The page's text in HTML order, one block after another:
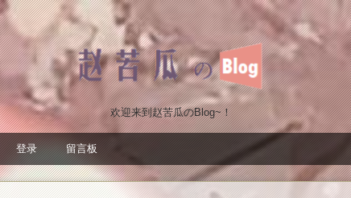
欢迎来到赵苦瓜のBlog~！
登录 留言板